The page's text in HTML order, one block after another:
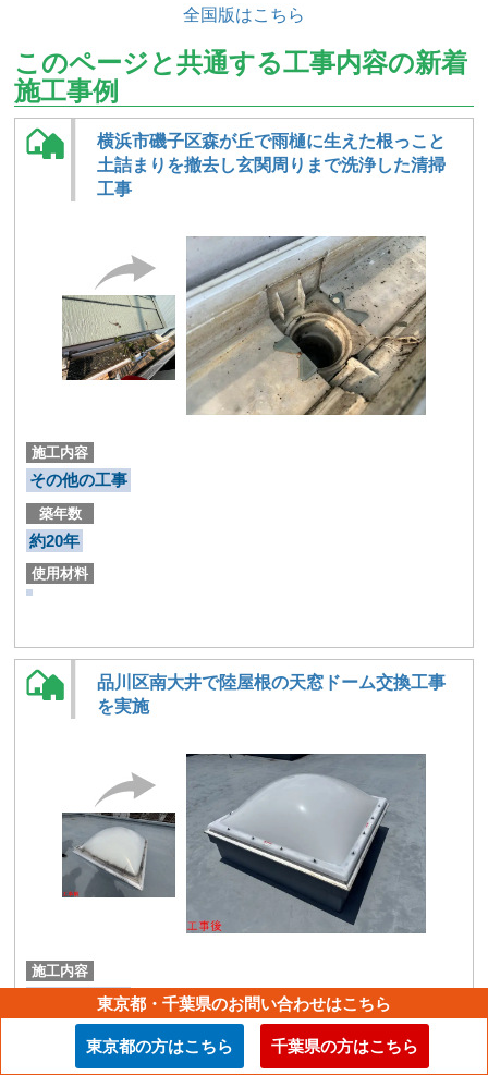
全国版はこちら
このページと共通する工事内容の新着
施工事例
横浜市磯子区森が丘で雨樋に生えた根っこと
土詰まりを撤去し玄関周りまで洗浄した清掃
工事
施工内容
その他の工事
築年数
約20年
使用材料
品川区南大井で陸屋根の天窓ドーム交換工事
を実施
施工内容
その他の工事東京都・千葉県のお問い合わせはこちら
東京都の方はこちら 千葉県の方はこちら